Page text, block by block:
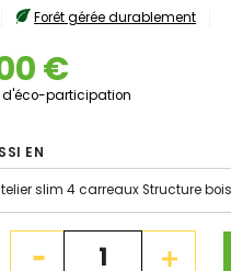
Forêt gérée durablement
€
d'éco-participation
EN